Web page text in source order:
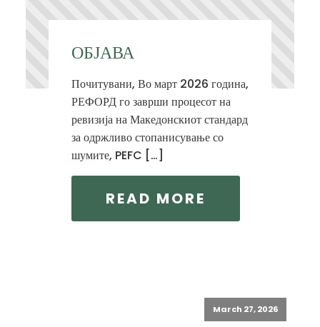
ОБЈАВА
Почитувани, Во март 2026 година,
РЕФОРД го заврши процесот на
ревизија на Македонскиот стандард
за одржливо стопанисување со
шумите, PEFC […]
READ MORE
March 27, 2026